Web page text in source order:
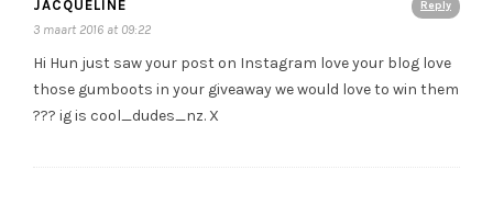
Reply
JACQUELINE
3 maart 2016 at 09:22
Hi Hun just saw your post on Instagram love your blog love
those gumboots in your giveaway we would love to win them
??? ig is cool_dudes_nz. X